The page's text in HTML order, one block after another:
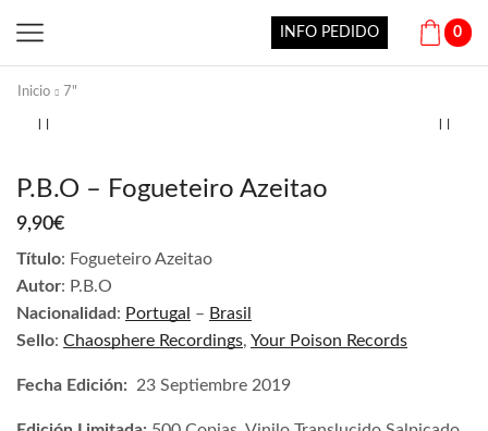
INFO PEDIDO 0
Inicio 7"
P.B.O – Fogueteiro Azeitao
9,90€
Título: Fogueteiro Azeitao
Autor: P.B.O
Nacionalidad: Portugal – Brasil
Sello: Chaosphere Recordings, Your Poison Records
Fecha Edición: 23 Septiembre 2019